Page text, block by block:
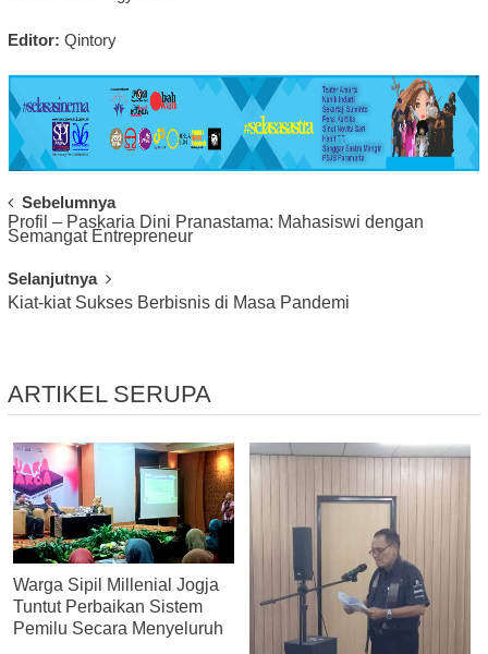
Editor: Qintory
Post
Navigation
Sebelumnya
Profil – Paskaria Dini Pranastama: Mahasiswi dengan
Semangat Entrepreneur
Selanjutnya
Kiat-kiat Sukses Berbisnis di Masa Pandemi
ARTIKEL SERUPA
Warga Sipil Millenial Jogja
Tuntut Perbaikan Sistem
Pemilu Secara Menyeluruh